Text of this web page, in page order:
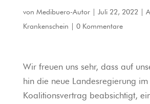
von Medibuero-Autor| Juli 22, 2022
Krankenschein
0 Kommentare
Wir freuen uns sehr, dass auf
hin die neue Landesregierung im
Koalitionsvertrag beabsichtigt,